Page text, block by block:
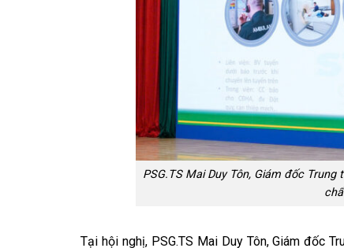
PSG.TS Mai Duy Tôn, Giám đốc
Tại hội nghị, PSG.TS Mai Duy Tôn, Giám đốc